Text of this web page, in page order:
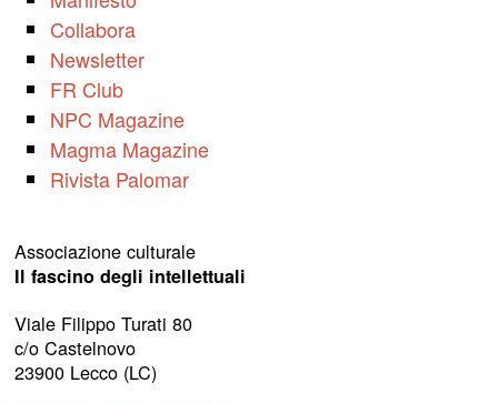
Collabora
Newsletter
FR Club
NPC Magazine
Magma Magazine
Rivista Palomar
Associazione culturale
Il fascino degli intellettuali
Viale Filippo Turati 80
c/o Castelnovo
23900 Lecco (LC)